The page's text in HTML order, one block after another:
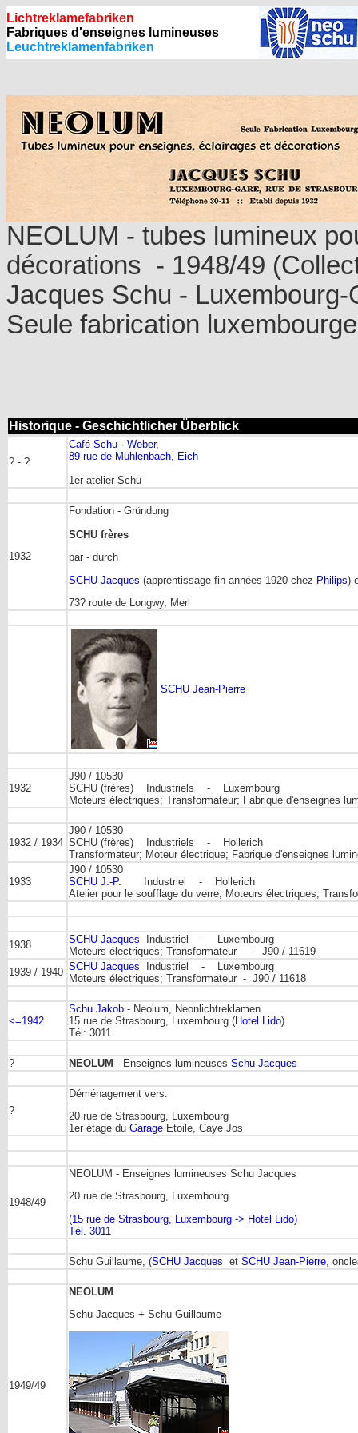
Lichtreklamefabriken
Fabriques d'enseignes lumineuses
Leuchtreklamenfabriken
NEOLUM - tubes lumineux
décorations - 1948/49
Jacques Schu - Luxembourg-
Seule fabrication
Historique - Geschichtlicher Überblick
? - ?
Café Schu - Weber,
89 rue de Mühlenbach, Eich
1er atelier Schu
1932
Fondation - Gründung
SCHU frères
par - durch
SCHU Jacques (apprentissage fin années 1920 chez Philips)
73? route de Longwy, Merl
SCHU Jean-Pierre
1932
J90 / 10530
SCHU (frères) Industriels - Luxembourg
Moteurs électriques; Transformateur; Fabrique d'enseignes
1932 / 1934
J90 / 10530
SCHU (frères) Industriels - Hollerich
Transformateur; Moteur électrique; Fabrique d'enseignes
1933
J90 / 10530
SCHU J.-P. Industriel - Hollerich
Atelier pour le soufflage du verre; Moteurs électriques;
1938 SCHU Jacques Industriel - Luxembourg
Moteurs électriques; Transformateur - J90 / 11619
1939 / 1940 SCHU Jacques Industriel - Luxembourg
Moteurs électriques; Transformateur - J90 / 11618
<=1942
Schu Jakob - Neolum, Neonlichtreklamen
15 rue de Strasbourg, Luxembourg (Hotel Lido)
Tél: 3011
? NEOLUM - Enseignes lumineuses Schu Jacques
?
Déménagement vers:
20 rue de Strasbourg, Luxembourg
1er étage du Garage Etoile, Caye Jos
1948/49
NEOLUM - Enseignes lumineuses Schu Jacques
20 rue de Strasbourg, Luxembourg
(15 rue de Strasbourg, Luxembourg -> Hotel Lido)
Tél. 3011
Schu Guillaume, (SCHU Jacques et SCHU Jean-Pierre,
1949/49
NEOLUM
Schu Jacques + Schu Guillaume